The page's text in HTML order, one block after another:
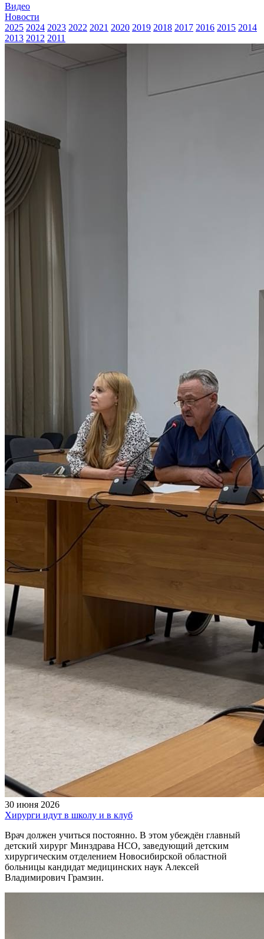
Видео
Новости
2025 2024 2023 2022 2021 2020 2019 2018 2017 2016 2015 2014
2013 2012 2011
30 июня 2026
Хирурги идут в школу и в клуб
Врач должен учиться постоянно. В этом убеждён главный
детский хирург Минздрава НСО, заведующий детским
хирургическим отделением Новосибирской областной
больницы кандидат медицинских наук Алексей
Владимирович Грамзин.